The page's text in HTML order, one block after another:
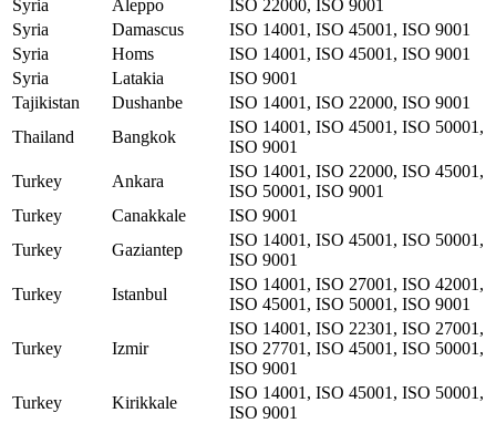
Syria
Aleppo
ISO 22000, ISO 9001
Syria
Damascus
ISO 14001, ISO 45001, ISO 9001
Syria
Homs
ISO 14001, ISO 45001, ISO 9001
Syria
Latakia
ISO 9001
Tajikistan
Dushanbe
ISO 14001, ISO 22000, ISO 9001
Thailand
Bangkok
ISO 14001, ISO 45001, ISO 50001,
ISO 9001
Turkey
Ankara
ISO 14001, ISO 22000, ISO 45001,
ISO 50001, ISO 9001
Turkey
Canakkale
ISO 9001
Turkey
Gaziantep
ISO 14001, ISO 45001, ISO 50001,
ISO 9001
Turkey
Istanbul
ISO 14001, ISO 27001, ISO 42001,
ISO 45001, ISO 50001, ISO 9001
Turkey Izmir
ISO 14001, ISO 22301, ISO 27001,
ISO 27701, ISO 45001, ISO 50001,
ISO 9001
Turkey
Kirikkale
ISO 14001, ISO 45001, ISO 50001,
ISO 9001